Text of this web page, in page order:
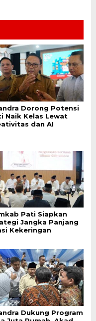
Dorong Potensi
Naik Kelas Lewat
dan AI
Pati Siapkan
Jangka Panjang
Kekeringan
Dukung Program